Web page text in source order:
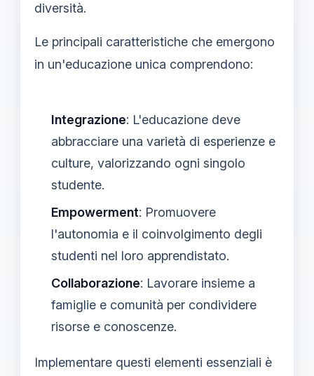
diversità.
Le principali caratteristiche che emergono
in un'educazione unica comprendono:
Integrazione: L'educazione deve
abbracciare una varietà di esperienze e
culture, valorizzando ogni singolo
studente.
Empowerment: Promuovere
l'autonomia e il coinvolgimento degli
studenti nel loro apprendistato.
Collaborazione: Lavorare insieme a
famiglie e comunità per condividere
risorse e conoscenze.
Implementare questi elementi essenziali è